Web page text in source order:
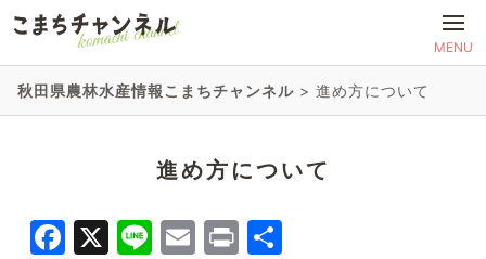
MENU
秋田県農林水産情報こまちチャンネル > 進め方について
進め方について
Facebook
X LineEmail
Print